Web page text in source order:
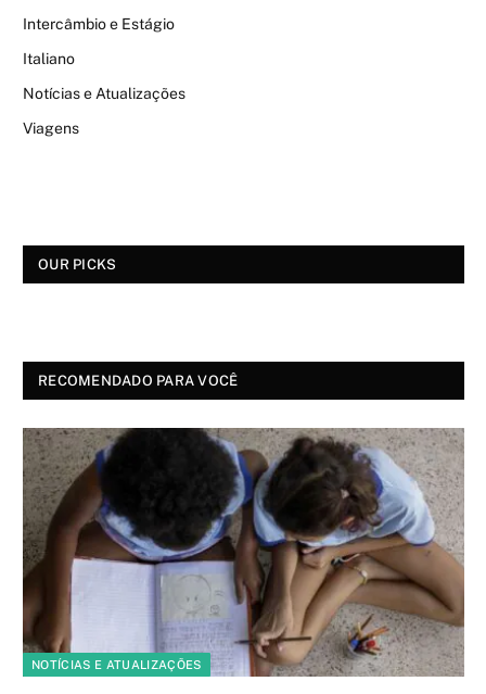
Intercâmbio e Estágio
Italiano
Notícias e Atualizações
Viagens
OUR PICKS
RECOMENDADO PARA VOCÊ
NOTÍCIAS E ATUALIZAÇÕES